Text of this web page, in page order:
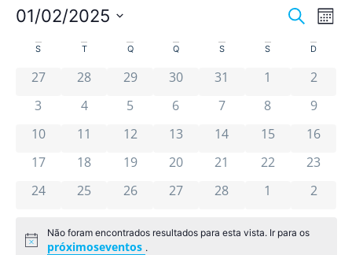
de
de
Pesquisar
Mês
01/02/2025
Calendário
de
Eventos
S T Q Q S S D
0 eventos
27 0 eventos
28 0 eventos
29 0 eventos
30 0 eventos
31 0 eventos
1 0
2
0 eventos
3 0 eventos
4 0 eventos
5 0 eventos
6 0 eventos
7 0 eventos
8 0
9
0 eventos
10 0 eventos
11 0 eventos
12 0 eventos
13 0 eventos
14 0 eventos
15 0
16
0 eventos
17 0 eventos
18 0 eventos
19 0 eventos
20 0 eventos
21 0 eventos
22 0
23
0 eventos
24 0 eventos
25 0 eventos
26 0 eventos
27 0 eventos
28 0 eventos
1 0
2
Aviso
Não foram encontrados resultados para esta vista. Ir para os
próximoseventos .